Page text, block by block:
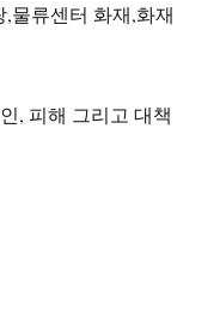
물류센터 화재,화재
, 피해 그리고 대책